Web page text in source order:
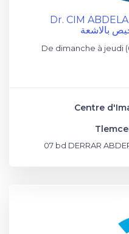
Dr. CIM
بالاشعة
De dimanche à jeudi
Centre
07 bd DERRAR